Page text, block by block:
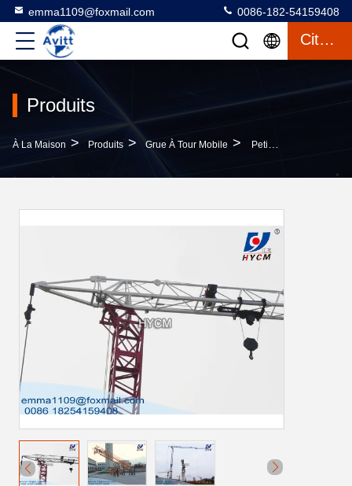
emma1109@foxmail.com 0086-182-54159408
Citation
Produits
À La Maison > Produits > Grue À Tour Mobile > Petites Grues À Tour Autonome Qtk 25 Grues À Tour Autonome